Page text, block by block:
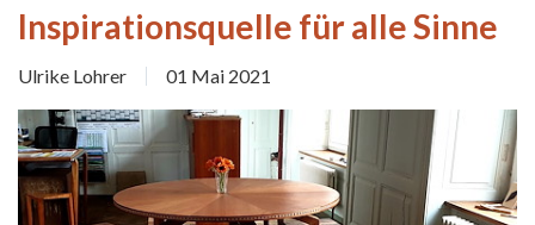
Ulrike Lohrer 01 Mai 2021
Inspirationsquelle für alle Sinne